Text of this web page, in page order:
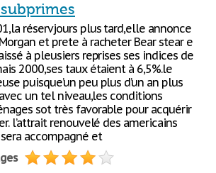
réservjours plus tard,elle annonce
et prete à racheter Bear stear e
à pleusiers reprises ses indices de
2000,ses taux étaient à 6,5%.le
puisque’un peu plus d’un an plus
un tel niveau,les conditions
sot très favorable pour acquérir
l’attrait renouvelé des americains
accompagné et